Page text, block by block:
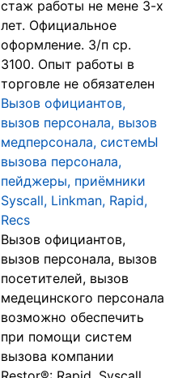
стаж работы не мене 3-х
лет. Официальное
оформление. З/п ср.
3100. Опыт работы в
торговле не обязателен
Вызов официантов,
вызов персонала, вызов
медперсонала, системЫ
вызова персонала,
пейджеры, приёмники
Syscall, Linkman, Rapid,
Recs
Вызов официантов,
вызов персонала, вызов
посетителей, вызов
медецинского персонала
возможно обеспечить
при помощи систем
вызова компании